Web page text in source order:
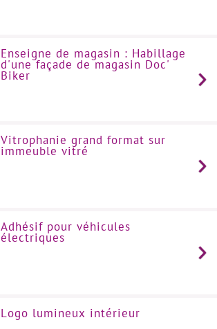
Enseigne de magasin : Habillage
d'une façade de magasin Doc'
Biker
Vitrophanie grand format sur
immeuble vitré
Adhésif pour véhicules
électriques
Logo lumineux intérieur